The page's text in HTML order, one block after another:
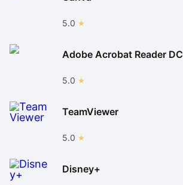
5.0
Adobe Acrobat Reader DC
5.0
TeamViewer
5.0
Disney+